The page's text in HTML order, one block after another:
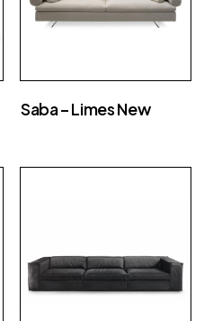
Saba – Limes New